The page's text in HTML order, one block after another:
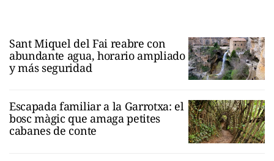
Sant Miquel del Fai reabre con
abundante agua, horario ampliado
y más seguridad
Escapada familiar a la Garrotxa: el
bosc màgic que amaga petites
cabanes de conte